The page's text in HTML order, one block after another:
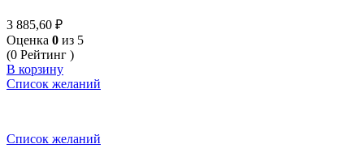
3 885,60 ₽
Оценка 0 из 5
(0 Рейтинг )
В корзину
Список желаний
Список желаний